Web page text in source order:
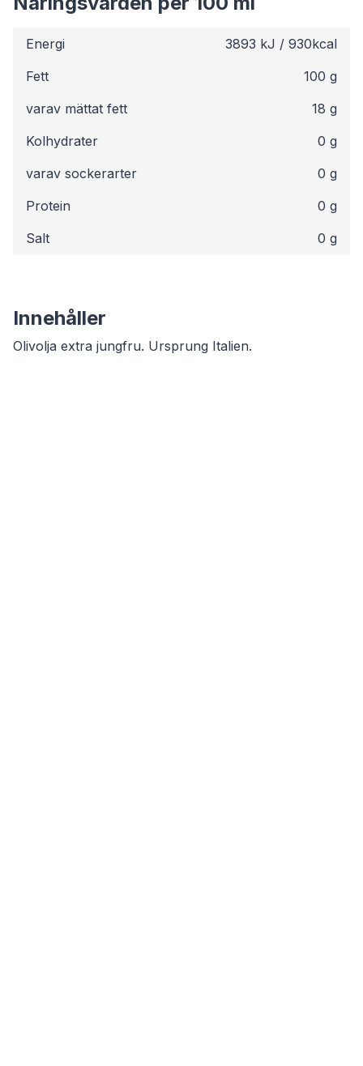
Energi
3893 kJ / 930kcal
Fett
100 g
varav mättat fett
18 g
Kolhydrater
0 g
varav sockerarter
0 g
Protein
0 g
Salt
0 g
Innehåller
Olivolja extra jungfru. Ursprung Italien.